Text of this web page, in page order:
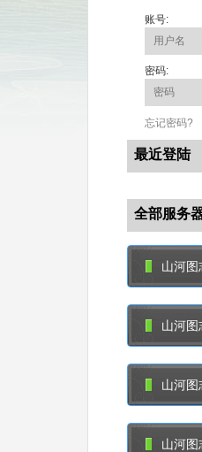
账号:
密码:
忘记密码?
最近登陆
全部服务
山河图
山河图
山河图
山河图